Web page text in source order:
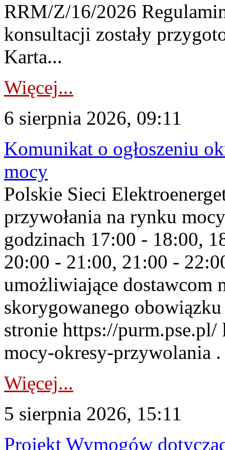
RRM/Z/16/2026
konsultacji zostały
Karta...
Więcej...
6 sierpnia 2026, 09:11
Komunikat o ogłoszeniu
mocy
Polskie Sieci
przywołania na rynku
godzinach 17:00 - 18:00,
20:00 - 21:00, 21:00 -
umożliwiające dostawcom
skorygowanego
stronie https://
mocy-okresy-przywolania
Więcej...
5 sierpnia 2026, 15:11
Projekt Wymogów